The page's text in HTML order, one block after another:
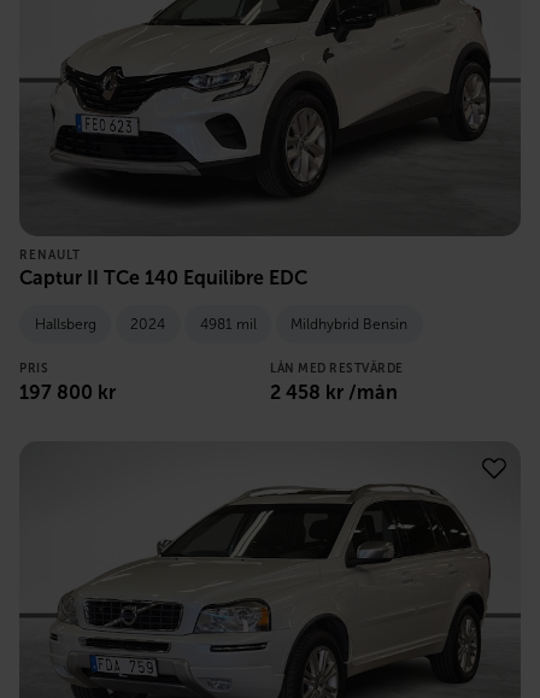
RENAULT
Captur II TCe 140 Equilibre EDC
Hallsberg 2024 4981 mil Mildhybrid Bensin
PRIS
197 800 kr
LÅN MED RESTVÄRDE
2 458 kr /mån